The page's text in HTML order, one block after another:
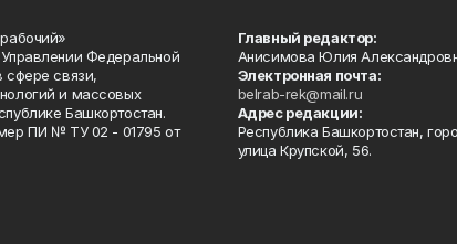
Федеральной
сфере связи,
и массовых
Башкортостан.
ПИ № ТУ 02 - 01795 от
Главный редактор:
Анисимова Юлия
Электронная почта:
belrab-rek@mail.ru
Адрес редакции:
Республика Башкортостан,
улица Крупской, 56.